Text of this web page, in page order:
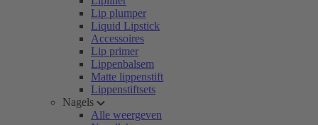
Lip plumper
Liquid Lipstick
Accessoires
Lip primer
Lippenbalsem
Matte lippenstift
Lippenstiftsets
Nagels
Alle weergeven